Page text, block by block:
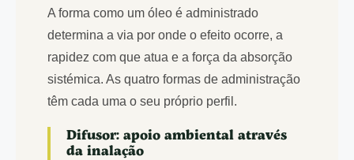
A forma como um óleo é administrado
determina a via por onde o efeito ocorre, a
rapidez com que atua e a força da absorção
sistémica. As quatro formas de administração
têm cada uma o seu próprio perfil.
Difusor: apoio ambiental através
da inalação